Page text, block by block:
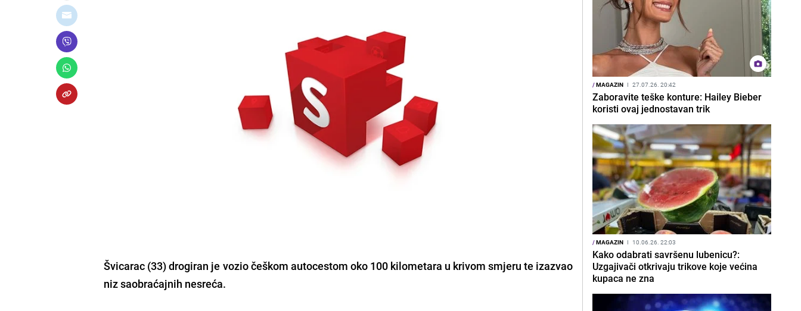
Švicarac (33) drogiran je vozio češkom autocestom oko 100 kilometara u krivom smjeru te izazvao
niz saobraćajnih nesreća.
/MAGAZIN I 27.07.26. 20:42
Zaboravite teške konture: Hailey Bieber
koristi ovaj jednostavan trik
/MAGAZIN I 10.06.26. 22:03
Kako odabrati savršenu lubenicu?:
Uzgajivači otkrivaju trikove koje većina
kupaca ne zna